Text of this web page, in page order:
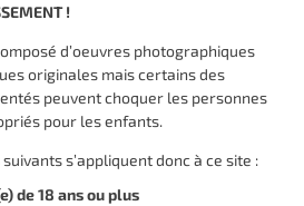
!
d’oeuvres photographiques
originales mais certains des
peuvent choquer les personnes
pour les enfants.
s’appliquent donc à ce site :
de 18 ans ou plus